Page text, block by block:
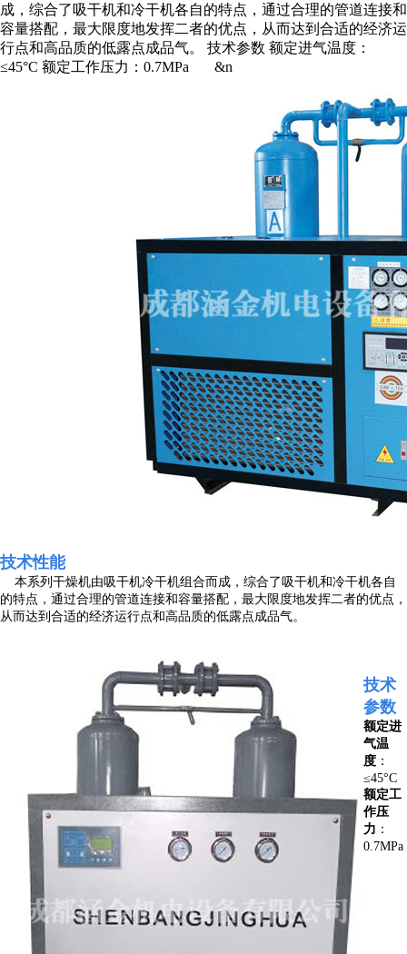
成，综合了吸干机和冷干机各自的特点，通过合理的管道连接和
容量搭配，最大限度地发挥二者的优点，从而达到合适的经济运
行点和高品质的低露点成品气。 技术参数 额定进气温度：
≤45°C 额定工作压力：0.7MPa &n
技术性能
本系列干燥机由吸干机冷干机组合而成，综合了吸干机和冷干机各自
的特点，通过合理的管道连接和容量搭配，最大限度地发挥二者的优点，
从而达到合适的经济运行点和高品质的低露点成品气。
技术
参数
额定进
气温
度 ：
≤45°C
额定工
作压
力 ：
0.7MPa